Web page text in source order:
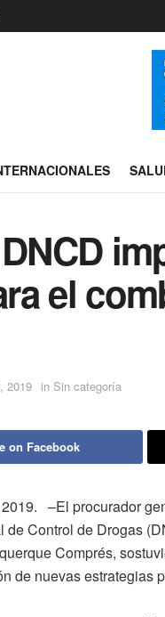
el
2019 in Sin categoría
on Facebook
–El procurador
Control de Drogas
Comprés,
de nuevas estrategias